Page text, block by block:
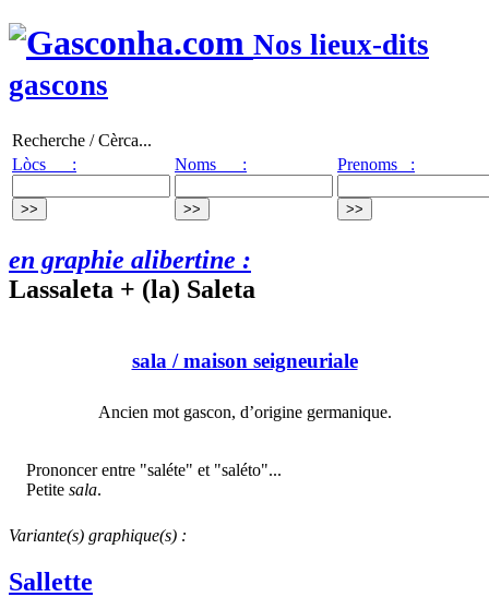
Nos lieux-dits
gascons
Recherche / Cèrca...
Lòcs :
Noms : Prenoms :
en graphie alibertine :
Lassaleta + (la) Saleta
sala/ maison seigneuriale
Ancien mot gascon, d’origine germanique.
Prononcer entre "saléte" et "saléto"...
Petite sala.
Variante(s) graphique(s) :
Sallette